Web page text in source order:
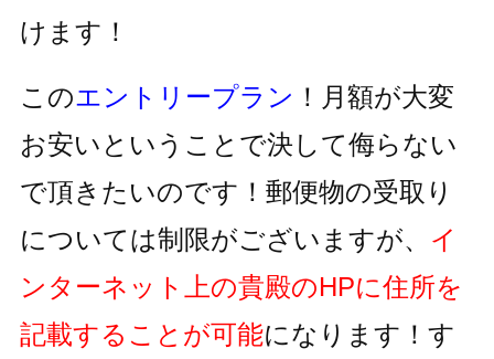
けます！
このエントリープラン ！月額が大変
お安いということで決して侮らない
で頂きたいのです！郵便物の受取り
については制限がございますが、 イ
ンターネット上の貴殿のHPに住所を
記載することが可能になります！す